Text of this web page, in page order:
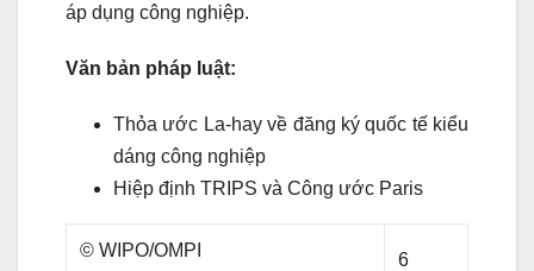
áp dụng công nghiệp.
Văn bản pháp luật:
Thỏa ước La-hay về đăng ký quốc tế kiểu
dáng công nghiệp
Hiệp định TRIPS và Công ước Paris
© WIPO/OMPI 6